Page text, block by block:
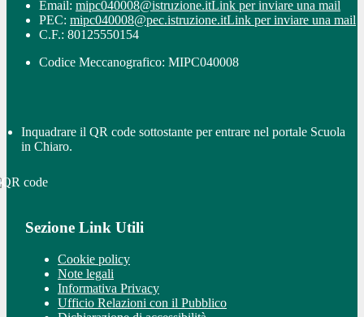
Email: mipc040008@istruzione.itLink per inviare una mail
PEC: mipc040008@pec.istruzione.itLink per inviare una mail
C.F.: 80125550154
Codice Meccanografico: MIPC040008
Inquadrare il QR code sottostante per entrare nel portale Scuola
in Chiaro.
Sezione Link Utili
Cookie policy
Note legali
Informativa Privacy
Ufficio Relazioni con il Pubblico